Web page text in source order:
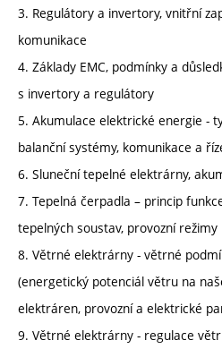
3. Regulátory a invertory, vnitřní
komunikace
4. Základy EMC, podmínky a
s invertory a regulátory
5. Akumulace elektrické energie -
balanční systémy, komunikace a
6. Sluneční tepelné elektrárny,
7. Tepelná čerpadla – princip
tepelných soustav, provozní režimy
8. Větrné elektrárny - větrné
(energetický potenciál větru na
elektráren, provozní a elektrické
9. Větrné elektrárny - regulace